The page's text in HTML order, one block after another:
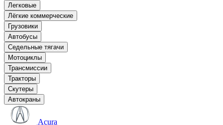
Легковые
Лёгкие коммерческие
Грузовики
Автобусы
Седельные тягачи
Мотоциклы
Трансмиссии
Тракторы
Скутеры
Автокраны
Acura